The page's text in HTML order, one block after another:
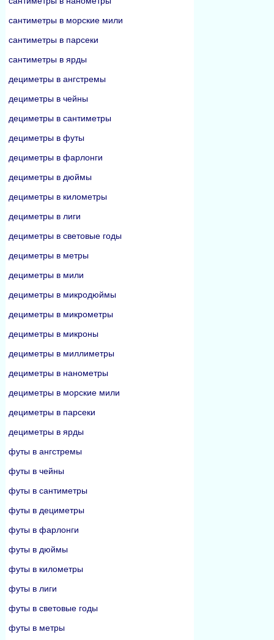
сантиметры в морские мили
сантиметры в парсеки
сантиметры в ярды
дециметры в ангстремы
дециметры в чейны
дециметры в сантиметры
дециметры в футы
дециметры в фарлонги
дециметры в дюймы
дециметры в километры
дециметры в лиги
дециметры в световые годы
дециметры в метры
дециметры в мили
дециметры в микродюймы
дециметры в микрометры
дециметры в микроны
дециметры в миллиметры
дециметры в нанометры
дециметры в морские мили
дециметры в парсеки
дециметры в ярды
футы в ангстремы
футы в чейны
футы в сантиметры
футы в дециметры
футы в фарлонги
футы в дюймы
футы в километры
футы в лиги
футы в световые годы
футы в метры